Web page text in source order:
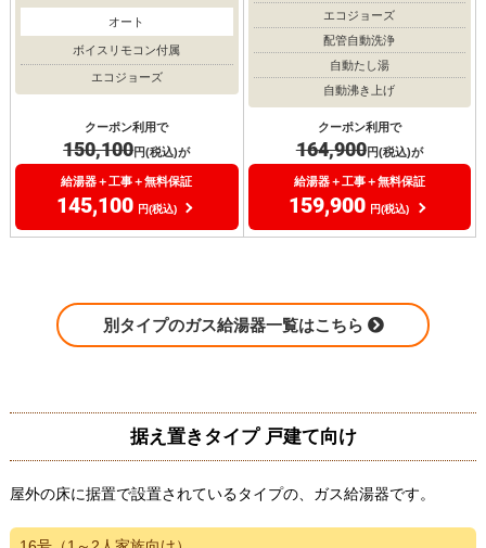
オート
ボイスリモコン付属
エコジョーズ
クーポン利用で
150,100円(税込)が
給湯器＋工事＋無料保証
145,100 円(税込)
エコジョーズ
配管自動洗浄
自動たし湯
自動沸き上げ
クーポン利用で
164,900円(税込)が
給湯器＋工事＋無料保証
159,900 円(税込)
別タイプのガス給湯器一覧はこちら
据え置きタイプ 戸建て向け
屋外の床に据置で設置されているタイプの、ガス給湯器です。